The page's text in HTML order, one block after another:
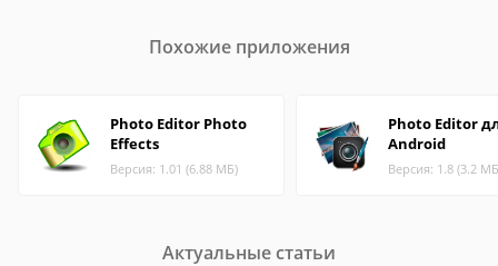
Похожие приложения
Photo Editor Photo
Effects
Версия: 1.01 (6.88 МБ)
Photo Editor
Android
Версия: 1.8 (3.2
Актуальные статьи